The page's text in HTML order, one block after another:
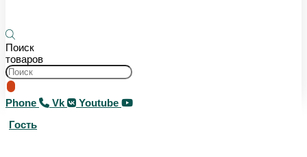
Поиск
товаров
Phone Vk
Youtube
Гость